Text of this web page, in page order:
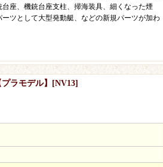
台座、機銃台座支柱、掃海装具、細くなった煙
ーツとして大型発動艇、などの新規パーツが加わ
ラモデル】 [NV13]